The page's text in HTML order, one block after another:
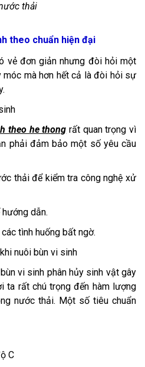
thải
theo chuẩn hiện đại
vẻ đơn giản nhưng đòi hỏi một
mà hơn hết cả là đòi hỏi sự
theo he thong rất quan trọng vì
phải đảm bảo một số yêu cầu
thải để kiểm tra công nghệ xử
dẫn.
tình huống bất ngờ.
nuôi bùn vi sinh
vi sinh phân hủy sinh vật gây
ta rất chú trọng đến hàm lượng
nước thải. Một số tiêu chuẩn
C